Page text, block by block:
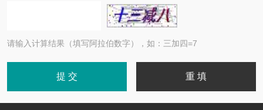
请输入计算结果（填写阿拉伯数字），如：三加四=7